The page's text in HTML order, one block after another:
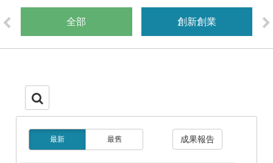
全部 創新創業
最新 最舊 成果報告